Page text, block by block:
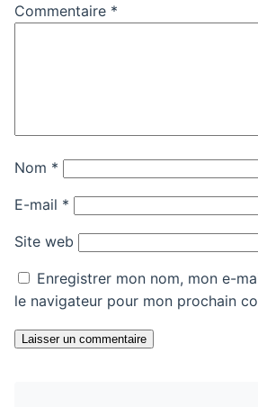
Commentaire *
Nom *
E-mail *
Site web
Enregistrer mon nom, mon e-
le navigateur pour mon prochain
Laisser un commentaire